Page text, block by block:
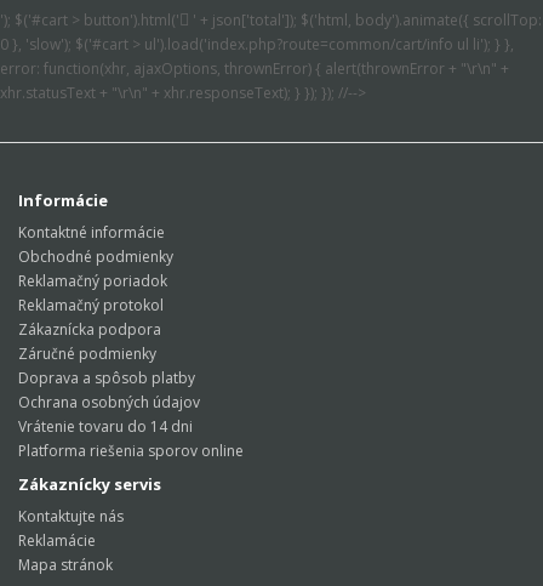
'); $('#cart > button').html('
' + json['total']); $('html, body').animate({ scrollTop:
0 }, 'slow'); $('#cart > ul').load('index.php?route=common/cart/info ul li'); } },
error: function(xhr, ajaxOptions, thrownError) { alert(thrownError + "\r\n" +
xhr.statusText + "\r\n" + xhr.responseText); } }); }); //-->
Informácie
Kontaktné informácie
Obchodné podmienky
Reklamačný poriadok
Reklamačný protokol
Zákaznícka podpora
Záručné podmienky
Doprava a spôsob platby
Ochrana osobných údajov
Vrátenie tovaru do 14 dni
Platforma riešenia sporov online
Zákaznícky servis
Kontaktujte nás
Reklamácie
Mapa stránok